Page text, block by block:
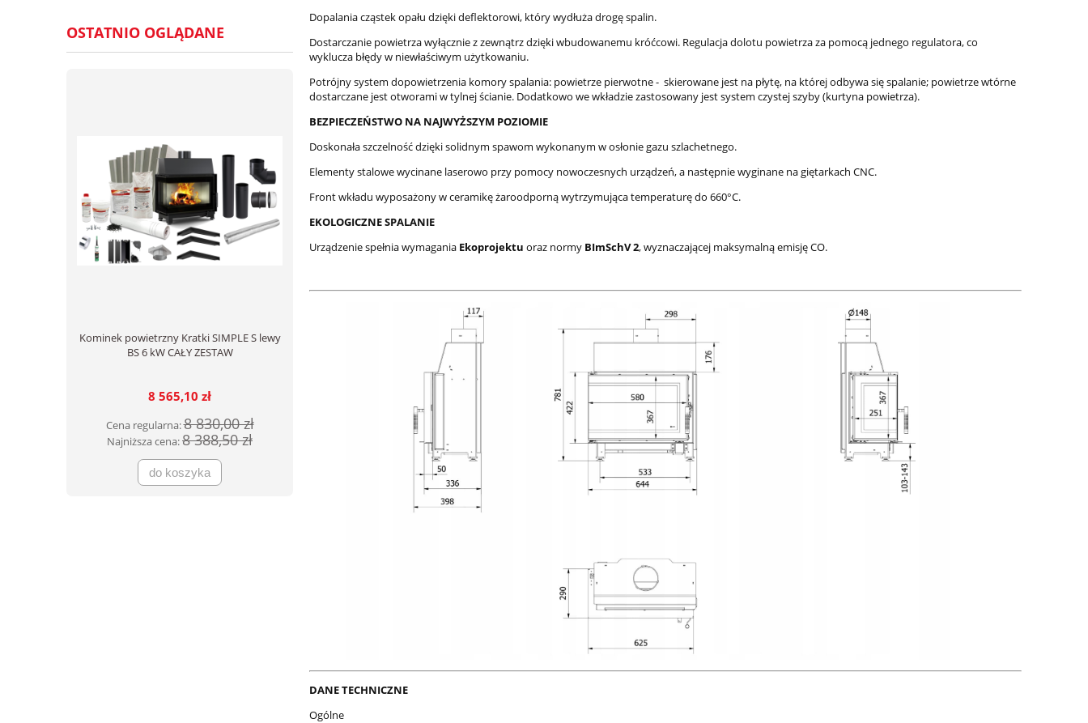
OSTATNIO OGLĄDANE
Kominek powietrzny Kratki SIMPLE S lewy
BS 6 kW CAŁY ZESTAW
8 565,10 zł
Cena regularna:8 830,00 zł
Najniższa cena:8 388,50 zł
do koszyka
Dopalania cząstek opału dzięki deflektorowi, który wydłuża drogę spalin.
Dostarczanie powietrza wyłącznie z zewnątrz dzięki wbudowanemu króćcowi. Regulacja dolotu powietrza za pomocą jednego regulatora, co
wyklucza błędy w niewłaściwym użytkowaniu.
Potrójny system dopowietrzenia komory spalania: powietrze pierwotne - skierowane jest na płytę, na której odbywa się spalanie; powietrze wtórne
dostarczane jest otworami w tylnej ścianie. Dodatkowo we wkładzie zastosowany jest system czystej szyby (kurtyna powietrza).
BEZPIECZEŃSTWO NA NAJWYŻSZYM POZIOMIE
Doskonała szczelność dzięki solidnym spawom wykonanym w osłonie gazu szlachetnego.
Elementy stalowe wycinane laserowo przy pomocy nowoczesnych urządzeń, a następnie wyginane na giętarkach CNC.
Front wkładu wyposażony w ceramikę żaroodporną wytrzymująca temperaturę do 660°C.
EKOLOGICZNE SPALANIE
Urządzenie spełnia wymagania Ekoprojektu oraz normy BImSchV 2, wyznaczającej maksymalną emisję CO.
DANE TECHNICZNE
Ogólne